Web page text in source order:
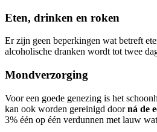
Eten, drinken en roken
Er zijn geen beperkingen wat betreft
alcoholische dranken wordt tot twee
Mondverzorging
Voor een goede genezing is het
kan ook worden gereinigd doorná de
3% één op één verdunnen met lauw